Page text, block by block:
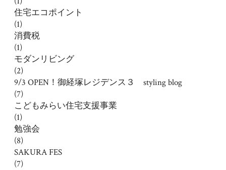
住宅エコポイント
(1)
消費税
(1)
モダンリビング
(2)
9/3 OPEN！御経塚レジデンス３ styling blog
(7)
こどもみらい住宅支援事業
(1)
勉強会
(8)
SAKURA FES
(7)